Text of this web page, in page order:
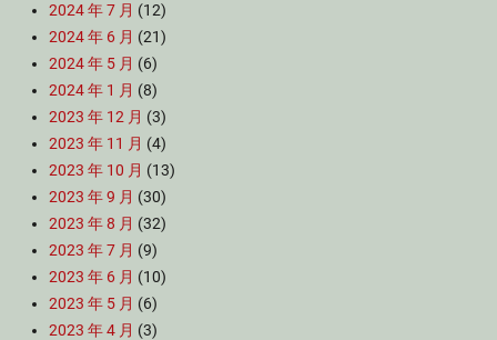
2024 年 7 月 (12)
2024 年 6 月 (21)
2024 年 5 月 (6)
2024 年 1 月 (8)
2023 年 12 月 (3)
2023 年 11 月 (4)
2023 年 10 月 (13)
2023 年 9 月 (30)
2023 年 8 月 (32)
2023 年 7 月 (9)
2023 年 6 月 (10)
2023 年 5 月 (6)
2023 年 4 月 (3)